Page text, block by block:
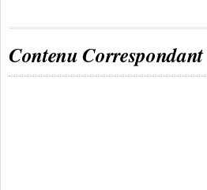
Contenu Correspondant